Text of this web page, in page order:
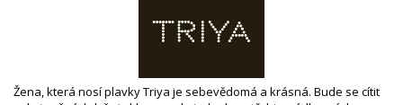
Informace o produktu
Oddělení: Dámské, Jednodílné plavky
HS CODE: 6112.41.0010
Žena, která nosí plavky Triya je sebevědomá a krásná. Bude se cítit